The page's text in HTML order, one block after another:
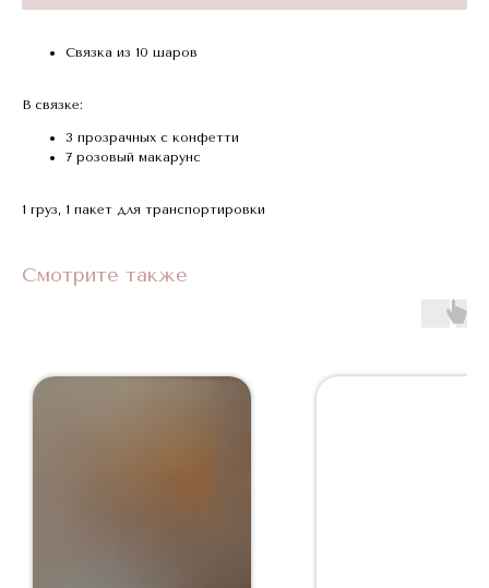
Связка из 10 шаров
В связке:
3 прозрачных с конфетти
7 розовый макарунс
1 груз, 1 пакет для транспортировки
Смотрите также